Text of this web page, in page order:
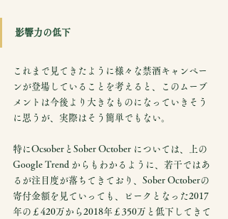
影響力の低下
これまで見てきたように様々な禁酒キャンペー
ンが登場していることを考えると、このムーブ
メントは今後より大きなものになっていきそう
に思うが、実際はそう簡単でもない。
特にOcsoberとSober October については、上の
Google Trend からもわかるように、若干ではあ
るが注目度が落ちてきており、Sober Octoberの
寄付金額を見ていっても、ピークとなった2017
年の￡420万から2018年￡350万と低下してきて